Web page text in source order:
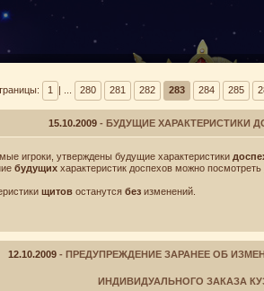
1 | ... 280 281 282 283 284 285
15.10.2009- БУДУЩИЕ ХАРАКТЕРИСТИКИ
игроки, утверждены будущие характеристики
будущих характеристик доспехов можно посмотреть
щитов останутся без изменений.
12.10.2009 - ПРЕДУПРЕЖДЕНИЕ ЗАРАНЕЕ ОБ
ИНДИВИДУАЛЬНОГО ЗАКАЗА